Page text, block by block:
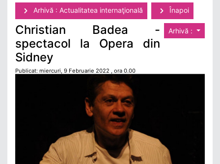
Arhivă : Actualitatea internaţională Înapoi
Arhivă :
Christian Badea -
spectacol la Opera din
Sidney
Publicat: miercuri, 9 Februarie 2022 , ora 0.00